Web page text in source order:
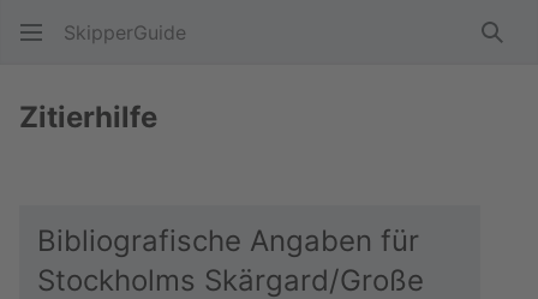
SkipperGuide
Zitierhilfe
Bibliografische Angaben für
Stockholms Skärgard/Große